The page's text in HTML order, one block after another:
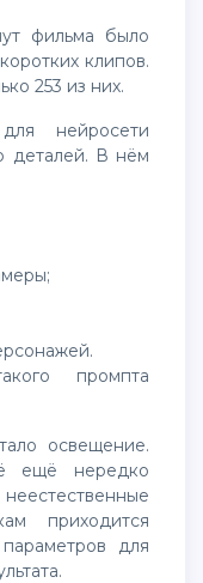
клипов.
253 из них.
деталей. В нём
ещё нередко
приходится
для